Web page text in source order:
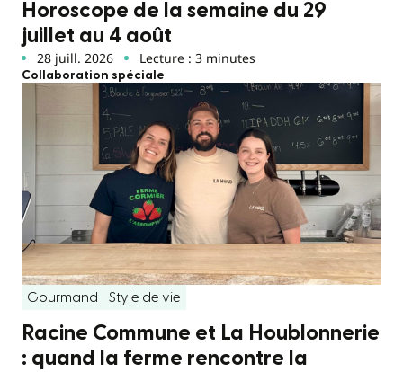
Horoscope de la semaine du 29
juillet au 4 août
28 juill. 2026 Lecture : 3 minutes
Collaboration spéciale
Gourmand Style de vie
Racine Commune et La Houblonnerie
: quand la ferme rencontre la